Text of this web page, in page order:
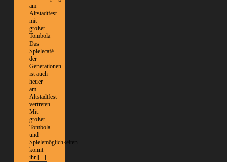
am
Altstadtfest
mit
großer
Tombola
Das
Spielecafé
der
Generationen
ist auch
heuer
am
Altstadtfest
vertreten.
Mit
großer
Tombola
und
Spielemöglichkeiten
könnt
ihr [...]